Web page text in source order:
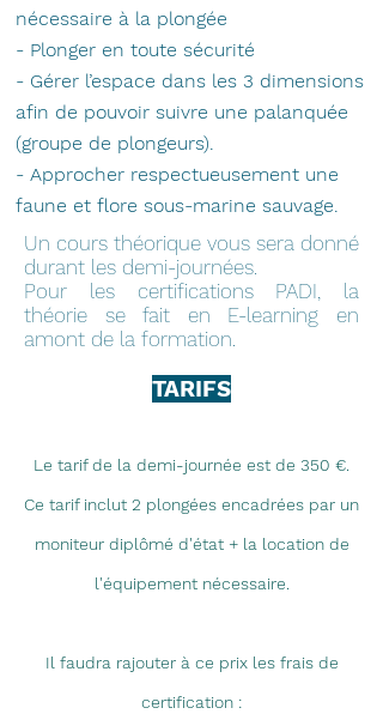
nécessaire à la plongée
- Plonger en toute sécurité
- Gérer l’espace dans les 3 dimensions
afin de pouvoir suivre une palanquée
(groupe de plongeurs).
- Approcher respectueusement une
faune et flore sous-marine sauvage.
Un cours théorique vous sera donné
durant les demi-journées.
Pour les certifications PADI, la
théorie se fait en E-learning en
amont de la formation.​
TARIFS
Le tarif de la demi-journée est de 350 €.
Ce tarif inclut 2 plongées encadrées par un
moniteur diplômé d'état + la location de
l'équipement nécessaire.
Il faudra rajouter à ce prix les frais de
certification :